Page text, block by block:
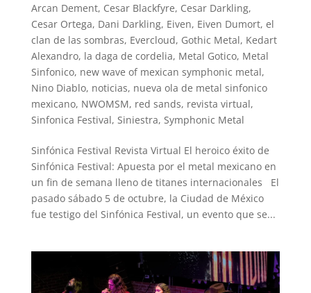
Arcan Dement, Cesar Blackfyre, Cesar Darkling,
Cesar Ortega, Dani Darkling, Eiven, Eiven Dumort, el
clan de las sombras, Evercloud, Gothic Metal, Kedart
Alexandro, la daga de cordelia, Metal Gotico, Metal
Sinfonico, new wave of mexican symphonic metal,
Nino Diablo, noticias, nueva ola de metal sinfonico
mexicano, NWOMSM, red sands, revista virtual,
Sinfonica Festival, Siniestra, Symphonic Metal
Sinfónica Festival Revista Virtual El heroico éxito de
Sinfónica Festival: Apuesta por el metal mexicano en
un fin de semana lleno de titanes internacionales El
pasado sábado 5 de octubre, la Ciudad de México
fue testigo del Sinfónica Festival, un evento que se...